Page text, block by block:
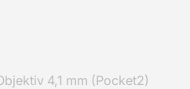
4,1 mm (Pocket2)